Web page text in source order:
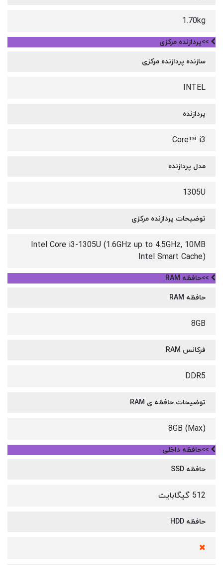
1.70kg
>>پردازنده مرکزی
سازنده پردازنده مرکزی
INTEL
پردازنده
Core™ i3
مدل پردازنده
1305U
توضیحات پردازنده مرکزی
Intel Core i3-1305U (1.6GHz up to 4.5GHz, 10MB
Intel Smart Cache)
>>حافظه RAM
حافظه RAM
8GB
فرکانس RAM
DDR5
توضیحات حافظه ی RAM
8GB (Max)
>>حافظه داخلی
حافظه SSD
512 گیگابایت
حافظه HDD